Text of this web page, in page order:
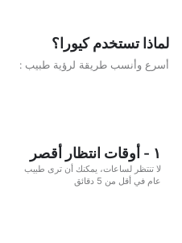
لماذا تستخدم كيورا؟
أسرع وأنسب طريقة لرؤية طبيب :
١ - أوقات انتظار أقصر
لا تنتظر لساعات، يمكنك أن ترى طبيب
عام في أقل من 5 دقائق